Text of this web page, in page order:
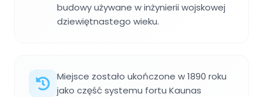
budowy używane w inżynierii wojskowej
dziewiętnastego wieku.
Miejsce zostało ukończone w 1890 roku
jako część systemu fortu Kaunas